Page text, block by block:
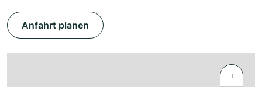
Anfahrt planen
+